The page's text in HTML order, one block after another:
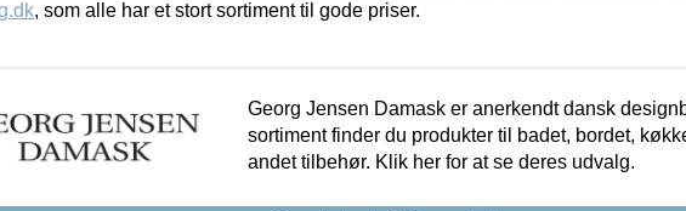
, som alle har et stort sortiment til gode priser.
Georg Jensen Damask er anerkendt dansk
sortiment finder du produkter til badet, bordet,
andet tilbehør. Klik her for at se deres udvalg.